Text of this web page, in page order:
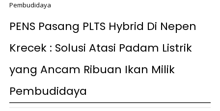
Pembudidaya
PENS Pasang PLTS Hybrid Di Nepen
Krecek : Solusi Atasi Padam Listrik
yang Ancam Ribuan Ikan Milik
Pembudidaya